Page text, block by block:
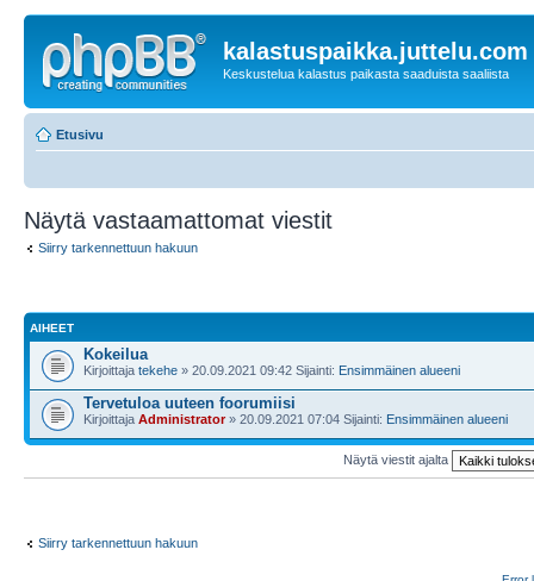
kalastuspaikka.juttelu.com
Keskustelua kalastus paikasta saaduista saaliista
Etusivu
Näytä vastaamattomat viestit
Siirry tarkennettuun hakuun
AIHEET
Kokeilua
Kirjoittaja tekehe » 20.09.2021 09:42 Sijainti: Ensimmäinen alueeni
Tervetuloa uuteen foorumiisi
Kirjoittaja Administrator» 20.09.2021 07:04 Sijainti: Ensimmäinen alueeni
Näytä viestit ajalta
Siirry tarkennettuun hakuun